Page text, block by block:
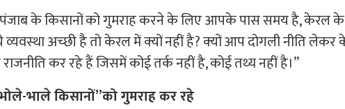
के किसानों को गुमराह करने के लिए आपके पास समय है, केरल
व्‍यवस्‍था अच्‍छी है तो केरल में क्‍यों नहीं है? क्‍यों आप दोगली नीति
कर रहे हैं जिसमें कोई तर्क नहीं है, कोई तथ्य नहीं है।’’
भाले किसानों’’को गुमराह कर रहे